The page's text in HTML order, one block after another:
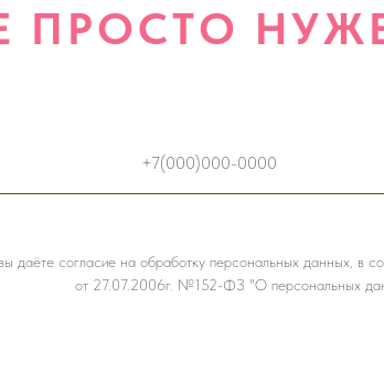
ПРОСТО
даёте согласие на обработку персональных данных, в
от 27.07.2006г. №152-ФЗ "О персональных